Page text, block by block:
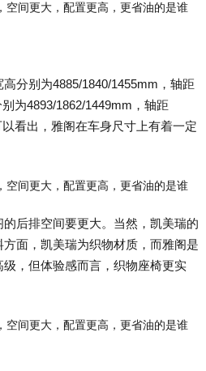
分别为4885/1840/1455mm，轴距
为4893/1862/1449mm，轴距
看出，雅阁在车身尺寸上有着一定
后排空间要更大。当然，凯美瑞的
面，凯美瑞为织物材质，而雅阁是
，但体验感而言，织物座椅更实